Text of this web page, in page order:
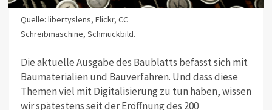
Quelle: libertyslens, Flickr, CC
Schreibmaschine, Schmuckbild.
Die aktuelle Ausgabe des Baublatts befasst sich mit
Baumaterialien und Bauverfahren. Und dass diese
Themen viel mit Digitalisierung zu tun haben, wissen
wir spätestens seit der Eröffnung des 200